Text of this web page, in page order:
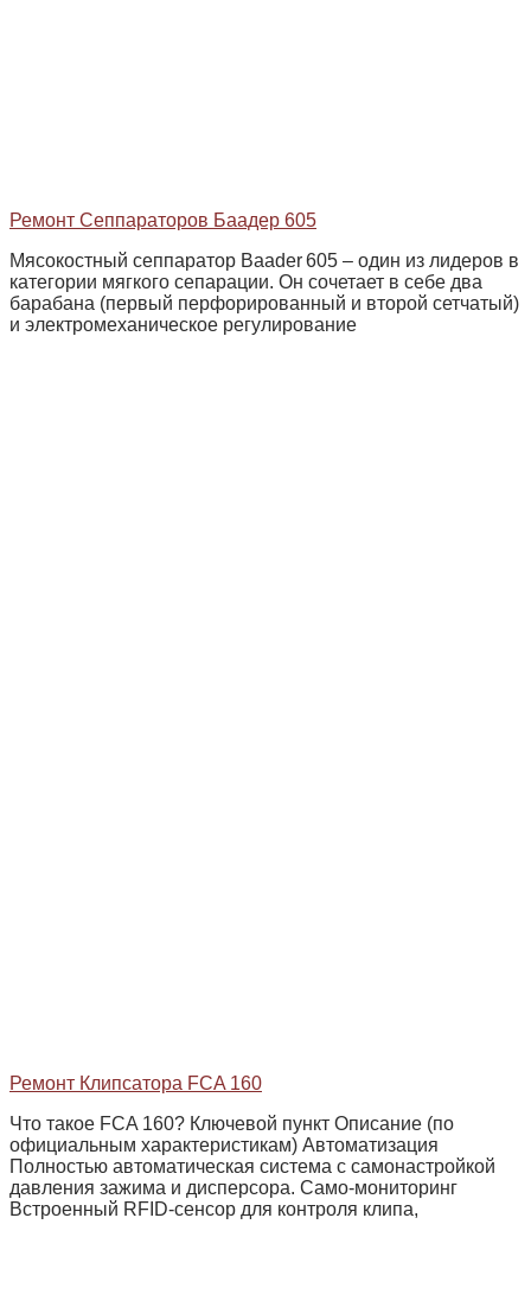
Ремонт Сеппараторов Баадер 605
Мясокостный сеппар­атор Baader 605 – один из лидеров в
категории мягкого сепарации. Он сочетает в себе два
барабана (первый перфорированный и второй сетчатый)
и электромеханическое регулирование
Ремонт Клипсатора FCA 160
Что такое FCA 160? Ключевой пункт Описание (по
официальным характеристикам) Автоматизация
Полностью автоматическая система с самонастройкой
давления зажима и дисперсора. Само‑мониторинг
Встроенный RFID‑сенсор для контроля клипа,